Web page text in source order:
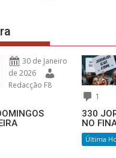
30 de Janeiro
de 2026
Redacção F8
1
330
NO
Última